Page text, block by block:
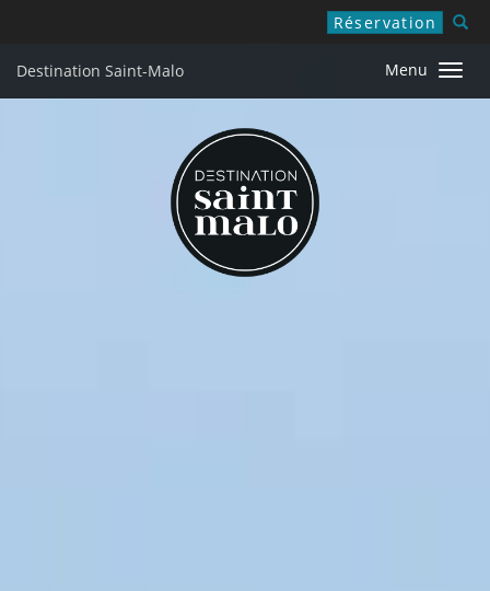
Réservation
Afficher/
Menu
Destination Saint-Malo
Fermer X
Que faire à Saint-Malo ?